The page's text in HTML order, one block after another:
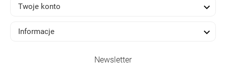
Twoje konto 
Informacje 
Newsletter